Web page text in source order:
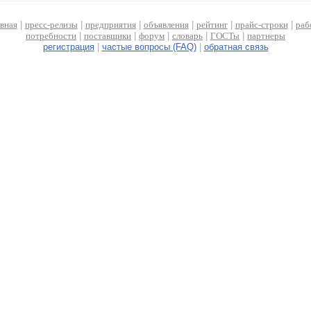
| пресс-релизы предприятия| объявления| рейтинг| прайс-строки|
потребности
поставщики форум словарь ГОСТы
партнеры
регистрация| частые вопросы (FAQ)| обратная связь